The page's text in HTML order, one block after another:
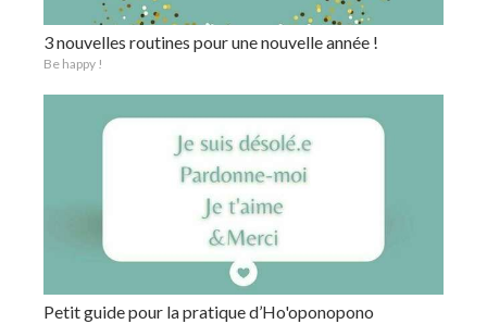
3 nouvelles routines pour une nouvelle année !
Be happy !
Petit guide pour la pratique d’Ho'oponopono